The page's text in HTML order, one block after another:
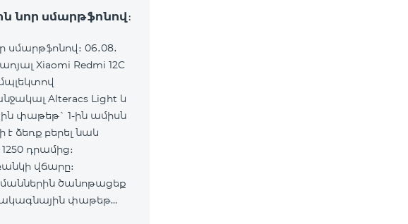
նոր սմարթֆոնով։
06․08․
Xiaomi Redmi 12C
Alteracs Light և
փաթեթ` 1-ին ամիսն
ձեռք բերել նաև
դրամից։
վճարը։
ծանոթացեք
փաթեթ